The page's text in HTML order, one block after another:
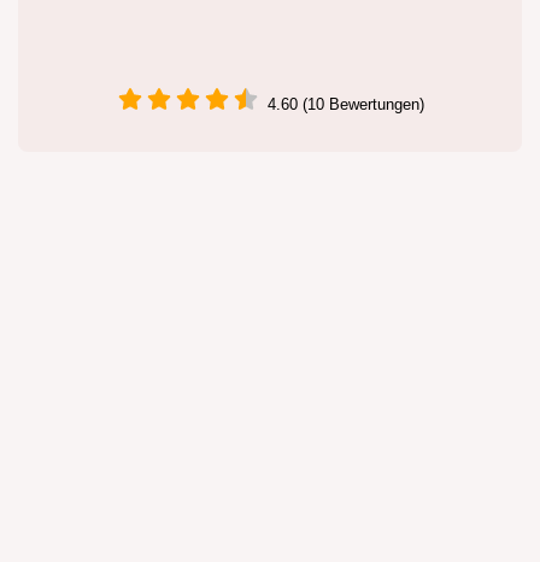
4.60 (10 Bewertungen)